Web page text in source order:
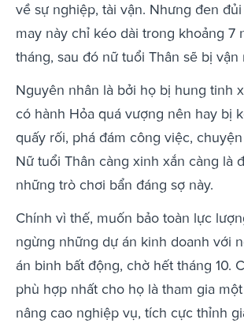
về sự nghiệp, tài vận. Nhưng đen
may này chỉ kéo dài trong khoảng 7
tháng, sau đó nữ tuổi Thân sẽ bị vận
Nguyên nhân là bởi họ bị hung tinh
có hành Hỏa quá vượng nên hay bị
quấy rối, phá đám công việc,
Nữ tuổi Thân càng xinh xắn càng là
những trò chơi bẩn đáng sợ này.
Chính vì thế, muốn bảo toàn lực
ngừng những dự án kinh doanh với
án binh bất động, chờ hết tháng 10.
phù hợp nhất cho họ là tham gia
nâng cao nghiệp vụ, tích cực thỉnh